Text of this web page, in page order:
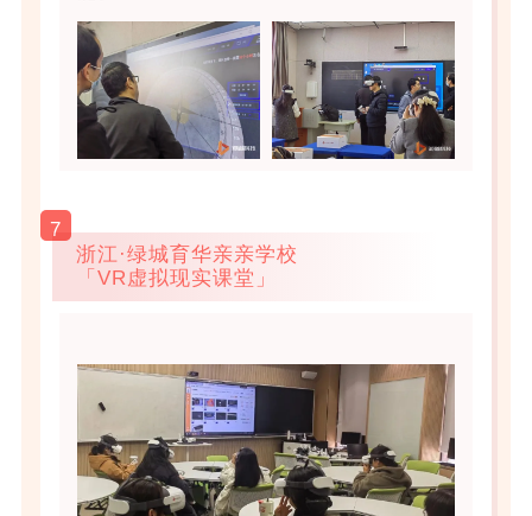
7
浙江·绿城育华亲亲学校
「VR虚拟现实课堂」